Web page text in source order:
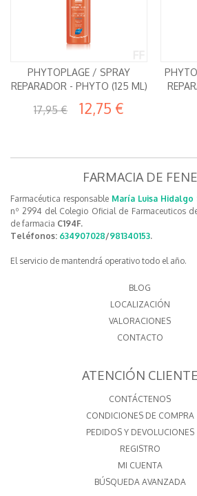
PHYTOPLAGE / SPRAY
REPARADOR - PHYTO (125 ML)
17,95 € 12,75 €
FARMACIA DE FENE
Farmacéutica responsable María Luisa
nº 2994 del Colegio Oficial de Farmaceuticos
de farmacia C194F.
Teléfonos: 634907028/981340153.
El servicio de mantendrá operativo todo el año.
BLOG
LOCALIZACIÓN
VALORACIONES
CONTACTO
ATENCIÓN CLIENTE
CONTÁCTENOS
CONDICIONES DE COMPRA
PEDIDOS Y DEVOLUCIONES
REGISTRO
MI CUENTA
BÚSQUEDA AVANZADA